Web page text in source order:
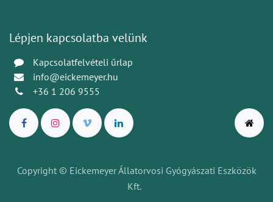
Lépjen kapcsolatba velünk
Kapcsolatfelvételi űrlap
info@eickemeyer.hu
+36 1 206 9555
Copyright © Eickemeyer Állatorvosi Gyógyászati Eszközök
Kft.